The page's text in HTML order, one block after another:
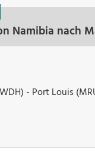
Namibia nach
- Port Louis